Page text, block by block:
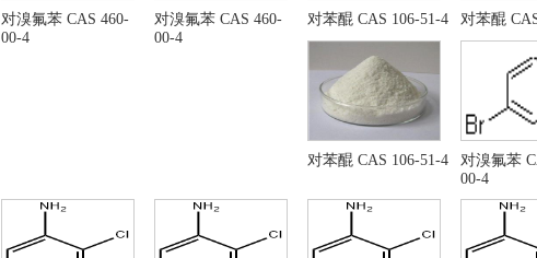
乙酸正丙酯
4-吲哚-3-硝基酚
3-氯苯胺
3-氯苯胺
3-氨基-5-(4-苯氧基
甲醇镁
苯硼酸
对苯醌
4-溴乙酰乙酸乙酯
5-乙酰氧基-1,2-二甲基吲哚-3-羧酸乙酯
6- 溴-5- 羟基-1-甲基
对溴氟苯 CAS 460-
00-4
对溴氟苯 CAS 460-
00-4
对苯醌 CAS 106-51-4 对苯醌
对苯醌 CAS 106-51-4
对溴氟苯
00-4